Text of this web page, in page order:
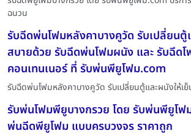
ฉนวน
รับฉีดพ่นโฟมหลังคาบางคูวัด รับเปลี่ยนตู้
สบายด้วย รับฉีดพ่นโฟมผนัง และ รับฉีด
คอนเทนเนอร์ ที่ รับพ่นพียูโฟม.com
รับฉีดพ่นโฟมหลังคาบางคูวัด รับเปลี่ยนตู้และผนังให้เ
รับพ่นโฟมพียูบางกรวย โดย รับพ่นพียูโฟ
พ่นฉีดพียูโฟม แบบครบวงจร ราคาถูก